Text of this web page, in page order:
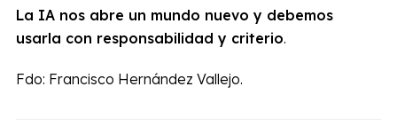
La IA nos abre un mundo nuevo y debemos
usarla con responsabilidad y criterio.
Fdo: Francisco Hernández Vallejo.